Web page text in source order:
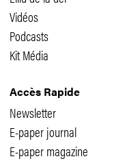
Vidéos
Podcasts
Kit Média
Accès Rapide
Newsletter
E-paper journal
E-paper magazine